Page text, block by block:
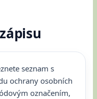
seznam s
ochrany osobních
označením,